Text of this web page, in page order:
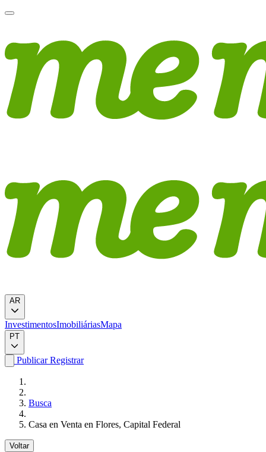
AR
InvestimentosImobiliáriasMapa
PT
PublicarRegistrar
Busca
Casa en Venta en Flores, Capital Federal
Voltar